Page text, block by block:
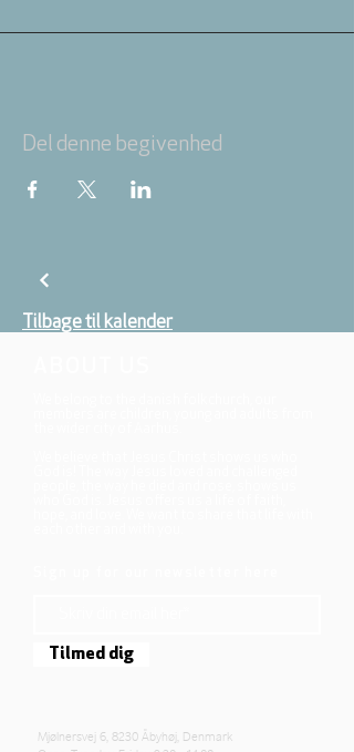
Del denne begivenhed
Tilbage til kalender
Tilmed dig
Mjølnersvej 6, 8230 Åbyhøj, Denmark